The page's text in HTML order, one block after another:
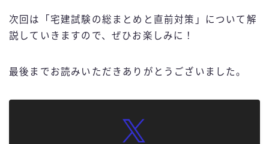
次回は「宅建試験の総まとめと直前対策」について解
説していきますので、ぜひお楽しみに！
最後までお読みいただきありがとうございました。